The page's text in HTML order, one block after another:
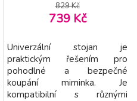
829 Kč
739 Kč
Univerzální stojan je
praktickým řešením pro
pohodlné a bezpečné
koupání miminka. Je
kompatibilní s různými